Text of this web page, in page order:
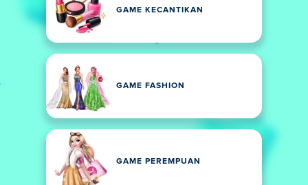
GAME KECANTIKAN
GAME FASHION
GAME PEREMPUAN